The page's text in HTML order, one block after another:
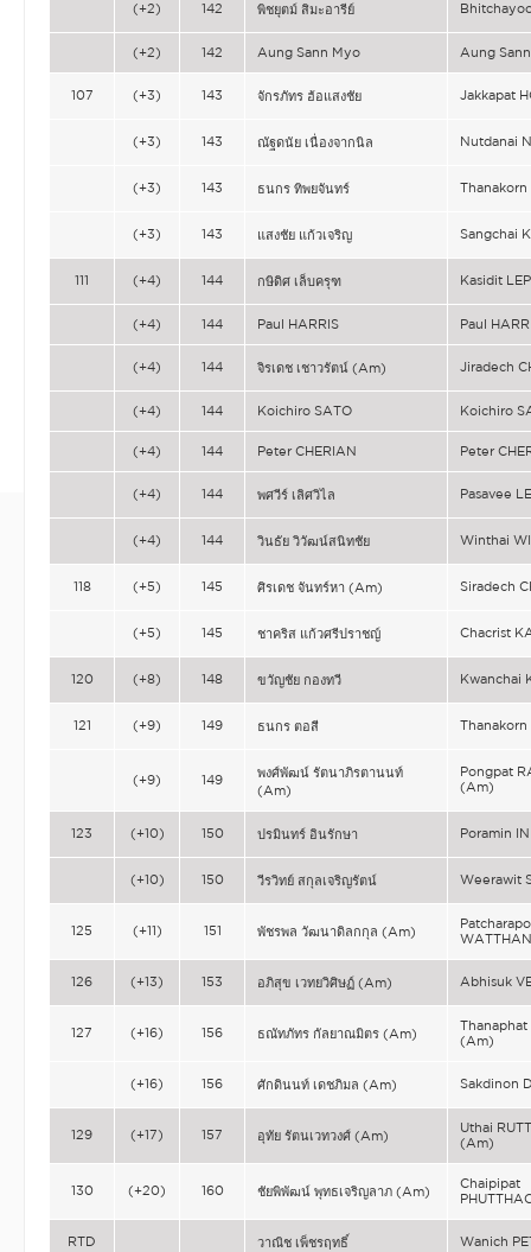
(+2) 142 พิชยุตม์ สิมะอารีย์
(+2) 142 Aung Sann Myo Aung
107 (+3) 143 จักรภัทร ฮ้อแสงชัย Jakkapat
(+3) 143 ณัฐดนัย เนื่องจากนิล Nutdanai
(+3) 143 ธนกร ทิพยจันทร์ Thanakorn
(+3) 143 แสงชัย แก้วเจริญ Sangchai
111 (+4) 144 กษิดิศ เล็บครุฑ Kasidit
(+4) 144 Paul HARRIS Paul
(+4) 144 จิรเดช เชาวรัตน์ (Am) Jiradech
(+4) 144 Koichiro SATO Koichiro
(+4) 144 Peter CHERIAN Peter
(+4) 144 พศวีร์ เลิศวิไล Pasavee
(+4) 144 วินธัย วิวัฒน์สนิทชัย Winthai
118 (+5) 145 ศิรเดช จันทร์หา (Am) Siradech
(+5) 145 ชาคริส แก้วศรีปราชญ์ Chacrist
120 (+8) 148 ขวัญชัย กองทวี Kwanchai
121 (+9) 149 ธนกร ตอสี Thanakorn
(+9) 149
พงศ์พัฒน์ รัตนาภิรตานนท์
(Am)
Pongpat
(Am)
123 (+10) 150 ปรมินทร์ อินรักษา Poramin
(+10) 150 วีรวิทย์ สกุลเจริญรัตน์ Weerawit
125 (+11) 151 พัชรพล วัฒนาดิลกกุล (Am)
126 (+13) 153 อภิสุข เวทยวิศิษฏ์ (Am) Abhisuk
127 (+16) 156 ธณัทภัทร กัลยาณมิตร (Am)
(Am)
(+16) 156 ศักดินนท์ เดชภิมล (Am) Sakdinon
129 (+17) 157 อุทัย รัตนเวทวงศ์ (Am)
Uthai
(Am)
130 (+20) 160 ชัยพิพัฒน์ พุทธเจริญลาภ (Am)
Chaipipat
RTD วาณิช เพ็ชรฤทธิ์ Wanich